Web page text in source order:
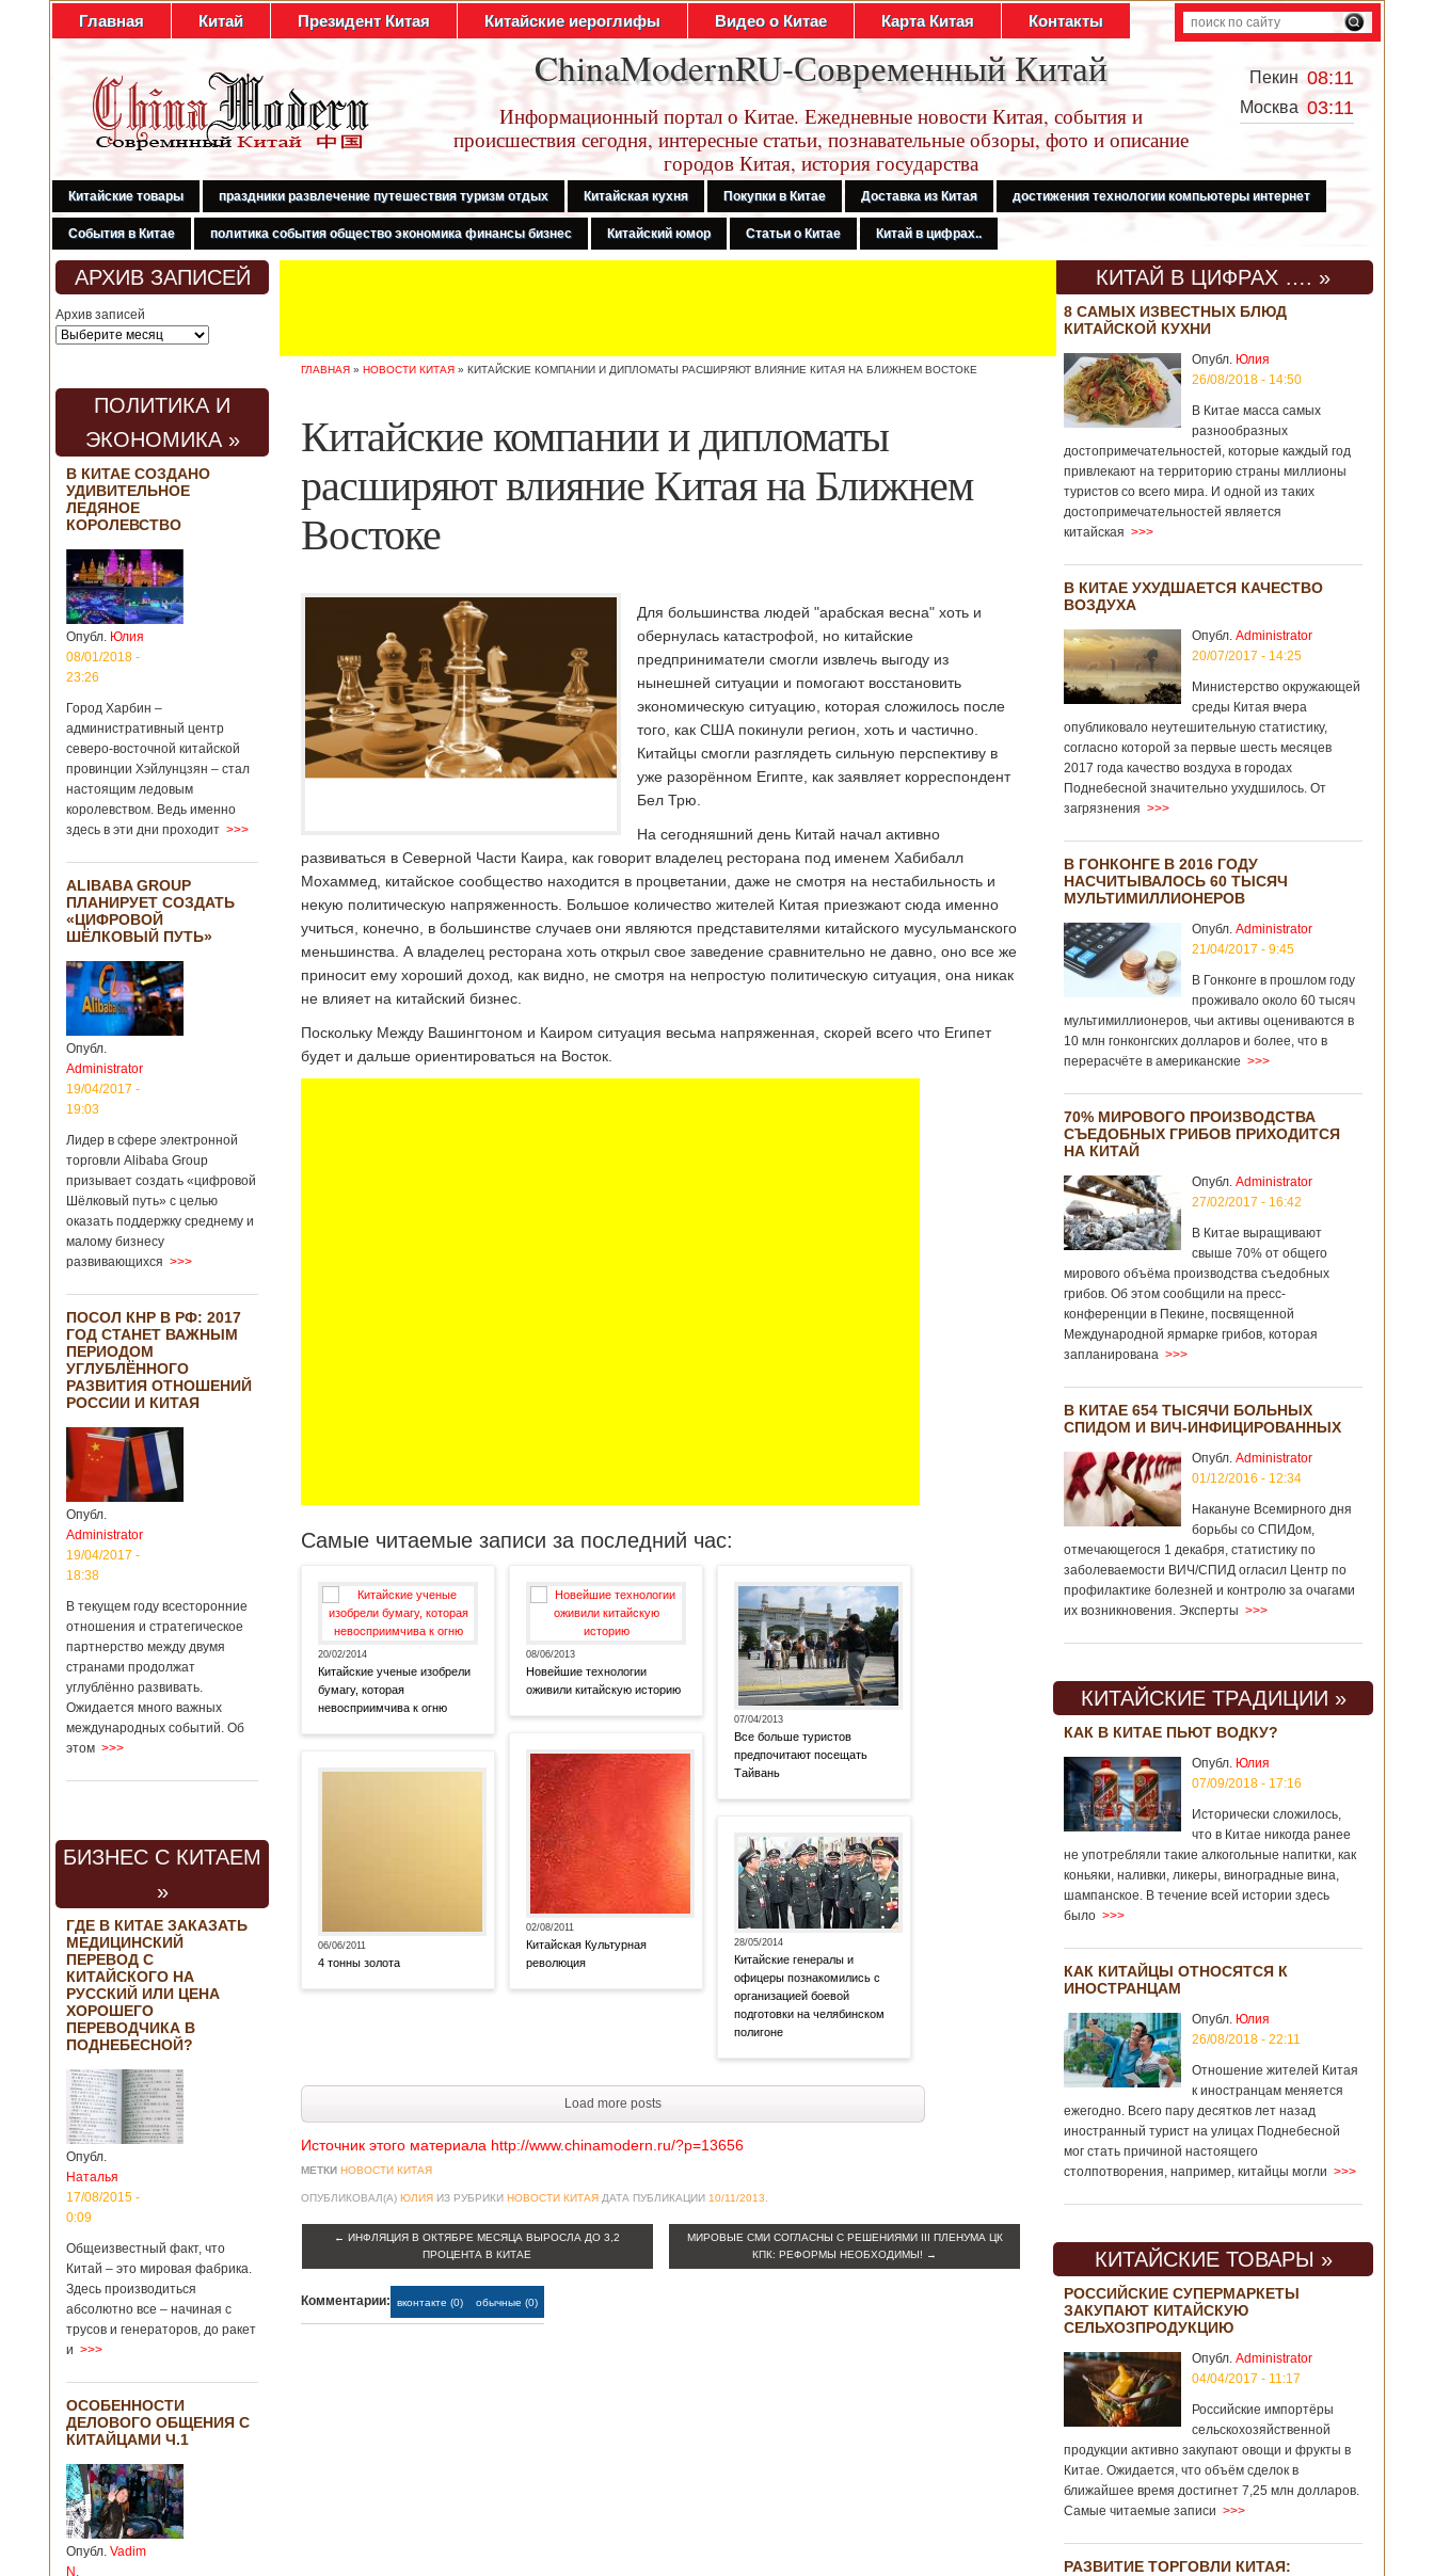
Главная Китай Президент Китая Китайские иероглифы Видео о Китае Карта Китая Контакты
ChinaModernRU-Современный Китай
Информационный портал о Китае. Ежедневные новости Китая, события и
происшествия сегодня, интересные статьи, познавательные обзоры, фото и описание
городов Китая, история государства
Пекин 08:11
Москва 03:11
Китайские товары праздники развлечение путешествия туризм отдых Китайская кухня Покупки в Китае Доставка из Китая достижения технологии компьютеры интернет
События в Китае политика события общество экономика финансы бизнес Китайский юмор Статьи о Китае Китай в цифрах..
АРХИВ ЗАПИСЕЙ
Архив записей
ПОЛИТИКА И
ЭКОНОМИКА »
В КИТАЕ СОЗДАНО
УДИВИТЕЛЬНОЕ
ЛЕДЯНОЕ
КОРОЛЕВСТВО
Опубл. Юлия
08/01/2018 -
23:26
Город Харбин –
административный центр
северо-восточной китайской
провинции Хэйлунцзян – стал
настоящим ледовым
королевством. Ведь именно
здесь в эти дни проходит >>>
ALIBABA GROUP
ПЛАНИРУЕТ СОЗДАТЬ
«ЦИФРОВОЙ
ШЁЛКОВЫЙ ПУТЬ»
Опубл.
Administrator
19/04/2017 -
19:03
Лидер в сфере электронной
торговли Alibaba Group
призывает создать «цифровой
Шёлковый путь» с целью
оказать поддержку среднему и
малому бизнесу
развивающихся >>>
ПОСОЛ КНР В РФ: 2017
ГОД СТАНЕТ ВАЖНЫМ
ПЕРИОДОМ
УГЛУБЛЁННОГО
РАЗВИТИЯ ОТНОШЕНИЙ
РОССИИ И КИТАЯ
Опубл.
Administrator
19/04/2017 -
18:38
В текущем году всесторонние
отношения и стратегическое
партнерство между двумя
странами продолжат
углублённо развивать.
Ожидается много важных
международных событий. Об
этом >>>
БИЗНЕС С КИТАЕМ
»
ГДЕ В КИТАЕ ЗАКАЗАТЬ
МЕДИЦИНСКИЙ
ПЕРЕВОД С
КИТАЙСКОГО НА
РУССКИЙ ИЛИ ЦЕНА
ХОРОШЕГО
ПЕРЕВОДЧИКА В
ПОДНЕБЕСНОЙ?
Опубл.
Наталья
17/08/2015 -
0:09
Общеизвестный факт, что
Китай – это мировая фабрика.
Здесь производиться
абсолютно все – начиная с
трусов и генераторов, до ракет
и >>>
ОСОБЕННОСТИ
ДЕЛОВОГО ОБЩЕНИЯ С
КИТАЙЦАМИ Ч.1
Опубл. Vadim
N.
ГЛАВНАЯ » НОВОСТИ КИТАЯ » КИТАЙСКИЕ КОМПАНИИ И ДИПЛОМАТЫ РАСШИРЯЮТ ВЛИЯНИЕ КИТАЯ НА БЛИЖНЕМ ВОСТОКЕ
Китайские компании и дипломаты
расширяют влияние Китая на Ближнем
Востоке
Для большинства людей "арабская весна" хоть и
обернулась катастрофой, но китайские
предприниматели смогли извлечь выгоду из
нынешней ситуации и помогают восстановить
экономическую ситуацию, которая сложилось после
того, как США покинули регион, хоть и частично.
Китайцы смогли разглядеть сильную перспективу в
уже разорённом Египте, как заявляет корреспондент
Бел Трю.
На сегодняшний день Китай начал активно
развиваться в Северной Части Каира, как говорит владелец ресторана под именем Хабибалл
Мохаммед, китайское сообщество находится в процветании, даже не смотря на нестабильность и
некую политическую напряженность. Большое количество жителей Китая приезжают сюда именно
учиться, конечно, в большинстве случаев они являются представителями китайского мусульманского
меньшинства. А владелец ресторана хоть открыл свое заведение сравнительно не давно, оно все же
приносит ему хороший доход, как видно, не смотря на непростую политическую ситуация, она никак
не влияет на китайский бизнес.
Поскольку Между Вашингтоном и Каиром ситуация весьма напряженная, скорей всего что Египет
будет и дальше ориентироваться на Восток.
Самые читаемые записи за последний час:
20/02/2014
Китайские ученые изобрели
бумагу, которая
невосприимчива к огню
06/06/2011
4 тонны золота
08/06/2013
Новейшие технологии
оживили китайскую историю
02/08/2011
Китайская Культурная
революция
07/04/2013
Все больше туристов
предпочитают посещать
Тайвань
28/05/2014
Китайские генералы и
офицеры познакомились с
организацией боевой
подготовки на челябинском
полигоне
Load more posts
Источник этого материала http://www.chinamodern.ru/?p=13656
МЕТКИ НОВОСТИ КИТАЯ
ОПУБЛИКОВАЛ(А) ЮЛИЯ ИЗ РУБРИКИ НОВОСТИ КИТАЯ ДАТА ПУБЛИКАЦИИ 10/11/2013
← ИНФЛЯЦИЯ В ОКТЯБРЕ МЕСЯЦА ВЫРОСЛА ДО 3,2
ПРОЦЕНТА В КИТАЕ
МИРОВЫЕ СМИ СОГЛАСНЫ С РЕШЕНИЯМИ III ПЛЕНУМА ЦК
КПК: РЕФОРМЫ НЕОБХОДИМЫ! →
Комментарии: вконтакте (0) обычные (0)
КИТАЙ В ЦИФРАХ …. »
8 САМЫХ ИЗВЕСТНЫХ БЛЮД
КИТАЙСКОЙ КУХНИ
Опубл. Юлия
26/08/2018 - 14:50
В Китае масса самых
разнообразных
достопримечательностей, которые каждый год
привлекают на территорию страны миллионы
туристов со всего мира. И одной из таких
достопримечательностей является
китайская >>>
В КИТАЕ УХУДШАЕТСЯ КАЧЕСТВО
ВОЗДУХА
Опубл. Administrator
20/07/2017 - 14:25
Министерство окружающей
среды Китая вчера
опубликовало неутешительную статистику,
согласно которой за первые шесть месяцев
2017 года качество воздуха в городах
Поднебесной значительно ухудшилось. От
загрязнения >>>
В ГОНКОНГЕ В 2016 ГОДУ
НАСЧИТЫВАЛОСЬ 60 ТЫСЯЧ
МУЛЬТИМИЛЛИОНЕРОВ
Опубл. Administrator
21/04/2017 - 9:45
В Гонконге в прошлом году
проживало около 60 тысяч
мультимиллионеров, чьи активы оцениваются в
10 млн гонконгских долларов и более, что в
перерасчёте в американские >>>
70% МИРОВОГО ПРОИЗВОДСТВА
СЪЕДОБНЫХ ГРИБОВ ПРИХОДИТСЯ
НА КИТАЙ
Опубл. Administrator
27/02/2017 - 16:42
В Китае выращивают
свыше 70% от общего
мирового объёма производства съедобных
грибов. Об этом сообщили на пресс-
конференции в Пекине, посвященной
Международной ярмарке грибов, которая
запланирована >>>
В КИТАЕ 654 ТЫСЯЧИ БОЛЬНЫХ
СПИДОМ И ВИЧ-ИНФИЦИРОВАННЫХ
Опубл. Administrator
01/12/2016 - 12:34
Накануне Всемирного дня
борьбы со СПИДом,
отмечающегося 1 декабря, статистику по
заболеваемости ВИЧ/СПИД огласил Центр по
профилактике болезней и контролю за очагами
их возникновения. Эксперты >>>
КИТАЙСКИЕ ТРАДИЦИИ »
КАК В КИТАЕ ПЬЮТ ВОДКУ?
Опубл. Юлия
07/09/2018 - 17:16
Исторически сложилось,
что в Китае никогда ранее
не употребляли такие алкогольные напитки, как
коньяки, наливки, ликеры, виноградные вина,
шампанское. В течение всей истории здесь
было >>>
КАК КИТАЙЦЫ ОТНОСЯТСЯ К
ИНОСТРАНЦАМ
Опубл. Юлия
26/08/2018 - 22:11
Отношение жителей Китая
к иностранцам меняется
ежегодно. Всего пару десятков лет назад
иностранный турист на улицах Поднебесной
мог стать причиной настоящего
столпотворения, например, китайцы могли >>>
КИТАЙСКИЕ ТОВАРЫ »
РОССИЙСКИЕ СУПЕРМАРКЕТЫ
ЗАКУПАЮТ КИТАЙСКУЮ
СЕЛЬХОЗПРОДУКЦИЮ
Опубл. Administrator
04/04/2017 - 11:17
Российские импортёры
сельскохозяйственной
продукции активно закупают овощи и фрукты в
Китае. Ожидается, что объём сделок в
ближайшее время достигнет 7,25 млн долларов.
Самые читаемые записи >>>
РАЗВИТИЕ ТОРГОВЛИ КИТАЯ: